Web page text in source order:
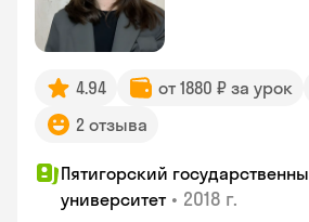
4.94 от 1880 ₽ за урок
2 отзыва
Пятигорский
университет • 2018 г.